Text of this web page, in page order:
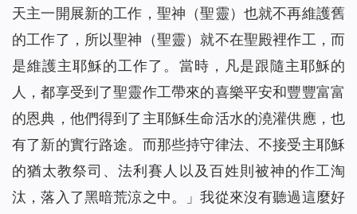
天主一開展新的工作，聖神（聖靈）也就不再維護舊
的工作了，所以聖神（聖靈）就不在聖殿裡作工，而
是維護主耶穌的工作了。當時，凡是跟隨主耶穌的
人，都享受到了聖靈作工帶來的喜樂平安和豐豐富富
的恩典，他們得到了主耶穌生命活水的澆灌供應，也
有了新的實行路途。而那些持守律法、不接受主耶穌
的猶太教祭司、法利賽人以及百姓則被神的作工淘
汰，落入了黑暗荒涼之中。」我從來沒有聽過這麼好